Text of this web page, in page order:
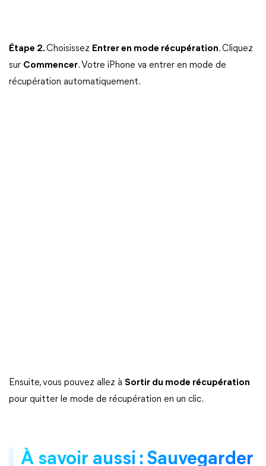
Étape 2.Choisissez Entrer en mode récupération. Cliquez
sur Commencer. Votre iPhone va entrer en mode de
récupération automatiquement.
Ensuite, vous pouvez allez à Sortir du mode récupération
pour quitter le mode de récupération en un clic.
À savoir aussi : Sauvegarder